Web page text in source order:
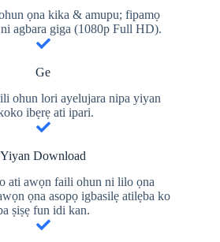
ọna kika & amupu; fipamọ
agbara giga (1080p Full HD).
Ge
ohun lori ayelujara nipa yiyan
ibẹrẹ ati ipari.
Yiyan Download
ati awọn faili ohun ni lilo ọna
ọna asopọ igbasilẹ atilẹba ko
ṣiṣẹ fun idi kan.